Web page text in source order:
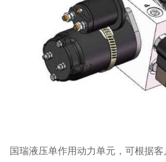
国瑞液压单作用动力单元，可根据